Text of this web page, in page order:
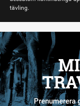
tävling.
Prenumerera